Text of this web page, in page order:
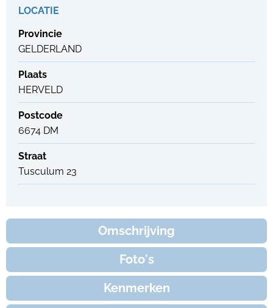
LOCATIE
Provincie
GELDERLAND
Plaats
HERVELD
Postcode
6674 DM
Straat
Tusculum 23
Omschrijving
Foto's
Kenmerken